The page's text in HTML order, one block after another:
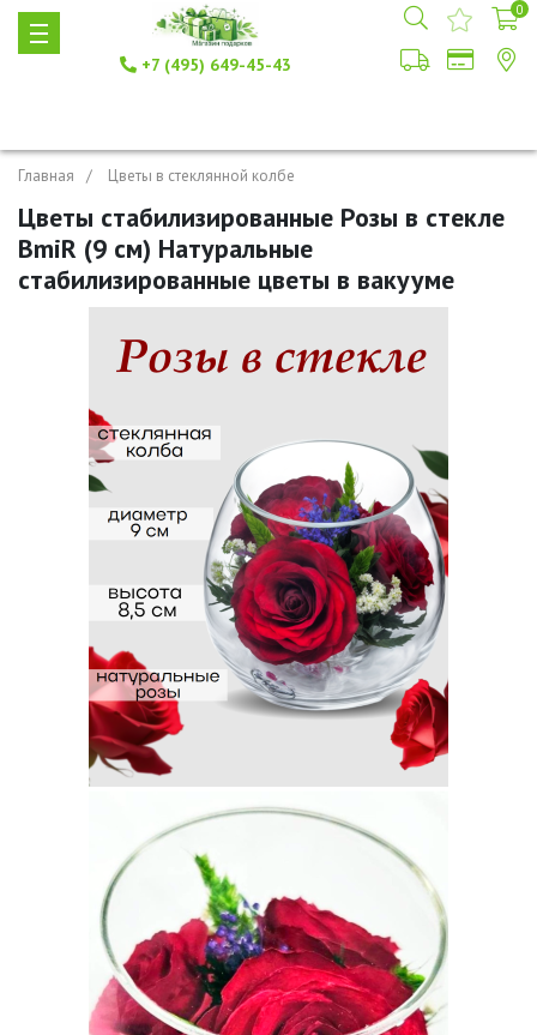
+7 (495) 649-45-43
0
Главная Цветы в стеклянной колбе
Цветы стабилизированные Розы в стекле
BmiR (9 см) Натуральные
стабилизированные цветы в вакууме